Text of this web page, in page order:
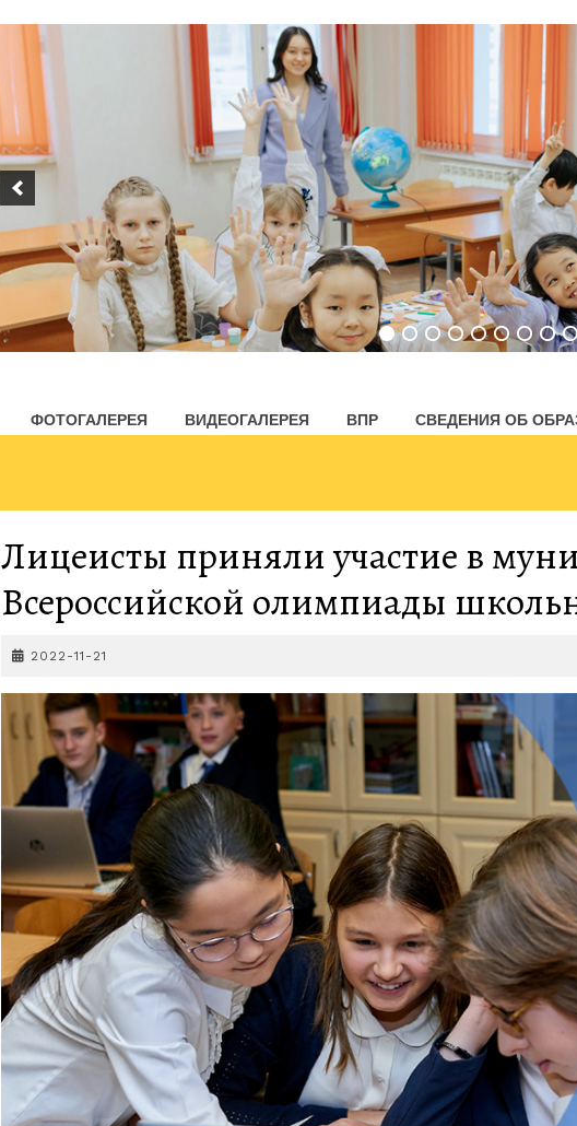
ФОТОГАЛЕРЕЯ ВИДЕОГАЛЕРЕЯ ВПР СВЕДЕНИЯ ОБ
Лицеисты приняли участие в
Всероссийской олимпиады
2022-11-21
21